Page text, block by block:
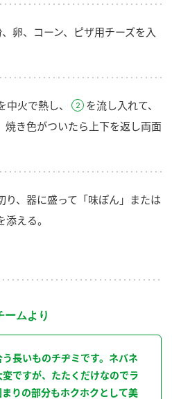
卵、コーン、ピザ用チーズを入
火で熱し、
を流し入れて、
焼き色がついたら上下を返し両面
り、器に盛って「味ぽん」または
添える。
ームより
長いものチヂミです。ネバネ
ですが、たたくだけなのでラ
りの部分もホクホクとして美